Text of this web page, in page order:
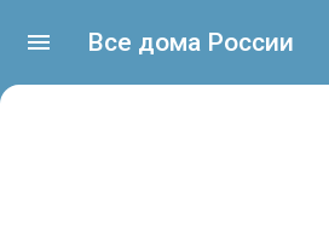
Все дома России